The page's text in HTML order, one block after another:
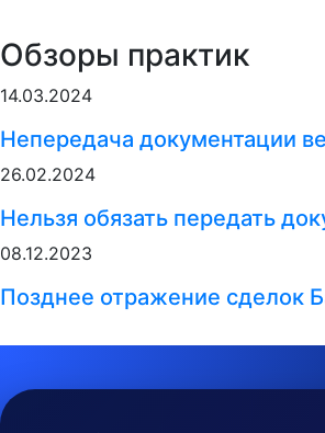
Обзоры практик
14.03.2024
Непередача документации
26.02.2024
Нельзя обязать передать
08.12.2023
Позднее отражение сделок